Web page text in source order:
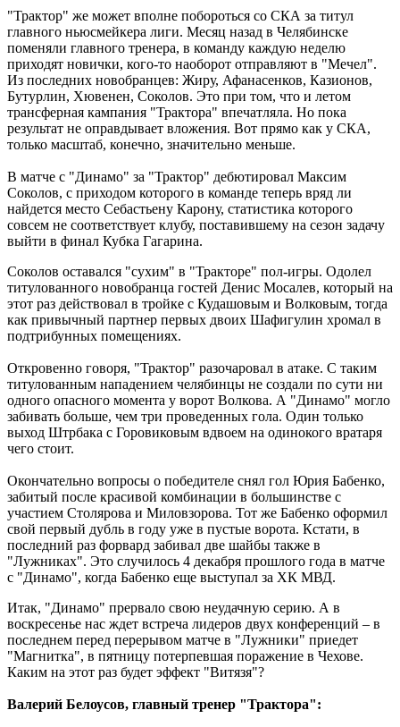
"Трактор" же может вполне побороться со СКА за титул
главного ньюсмейкера лиги. Месяц назад в Челябинске
поменяли главного тренера, в команду каждую неделю
приходят новички, кого-то наоборот отправляют в "Мечел".
Из последних новобранцев: Жиру, Афанасенков, Казионов,
Бутурлин, Хювенен, Соколов. Это при том, что и летом
трансферная кампания "Трактора" впечатляла. Но пока
результат не оправдывает вложения. Вот прямо как у СКА,
только масштаб, конечно, значительно меньше.
В матче с "Динамо" за "Трактор" дебютировал Максим
Соколов, с приходом которого в команде теперь вряд ли
найдется место Себастьену Карону, статистика которого
совсем не соответствует клубу, поставившему на сезон задачу
выйти в финал Кубка Гагарина.
Соколов оставался "сухим" в "Тракторе" пол-игры. Одолел
титулованного новобранца гостей Денис Мосалев, который на
этот раз действовал в тройке с Кудашовым и Волковым, тогда
как привычный партнер первых двоих Шафигулин хромал в
подтрибунных помещениях.
Откровенно говоря, "Трактор" разочаровал в атаке. С таким
титулованным нападением челябинцы не создали по сути ни
одного опасного момента у ворот Волкова. А "Динамо" могло
забивать больше, чем три проведенных гола. Один только
выход Штрбака с Горовиковым вдвоем на одинокого вратаря
чего стоит.
Окончательно вопросы о победителе снял гол Юрия Бабенко,
забитый после красивой комбинации в большинстве с
участием Столярова и Миловзорова. Тот же Бабенко оформил
свой первый дубль в году уже в пустые ворота. Кстати, в
последний раз форвард забивал две шайбы также в
"Лужниках". Это случилось 4 декабря прошлого года в матче
с "Динамо", когда Бабенко еще выступал за ХК МВД.
Итак, "Динамо" прервало свою неудачную серию. А в
воскресенье нас ждет встреча лидеров двух конференций – в
последнем перед перерывом матче в "Лужники" приедет
"Магнитка", в пятницу потерпевшая поражение в Чехове.
Каким на этот раз будет эффект "Витязя"?
Валерий Белоусов, главный тренер "Трактора":